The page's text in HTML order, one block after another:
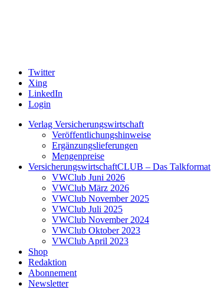
Twitter
Xing
LinkedIn
Login
Verlag Versicherungswirtschaft
Veröffentlichungshinweise
Ergänzungslieferungen
Mengenpreise
VersicherungswirtschaftCLUB – Das Talkformat
VWClub Juni 2026
VWClub März 2026
VWClub November 2025
VWClub Juli 2025
VWClub November 2024
VWClub Oktober 2023
VWClub April 2023
Shop
Redaktion
Abonnement
Newsletter